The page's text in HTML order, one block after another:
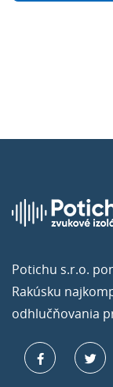
Potichu s.r.o.
Rakúsku
odhlučňovania